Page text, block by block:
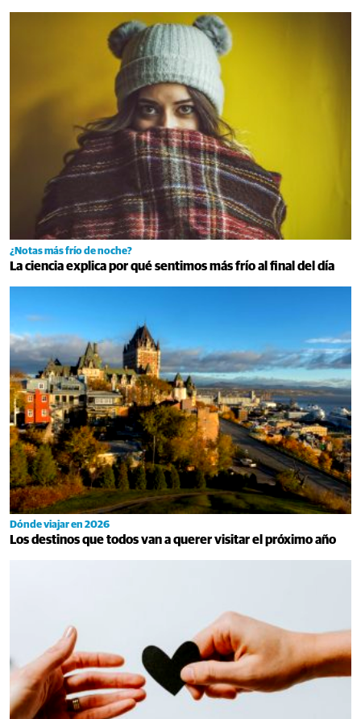
¿Notas más frío de noche?
La ciencia explica por qué sentimos más frío al final del día
Dónde viajar en 2026
Los destinos que todos van a querer visitar el próximo año